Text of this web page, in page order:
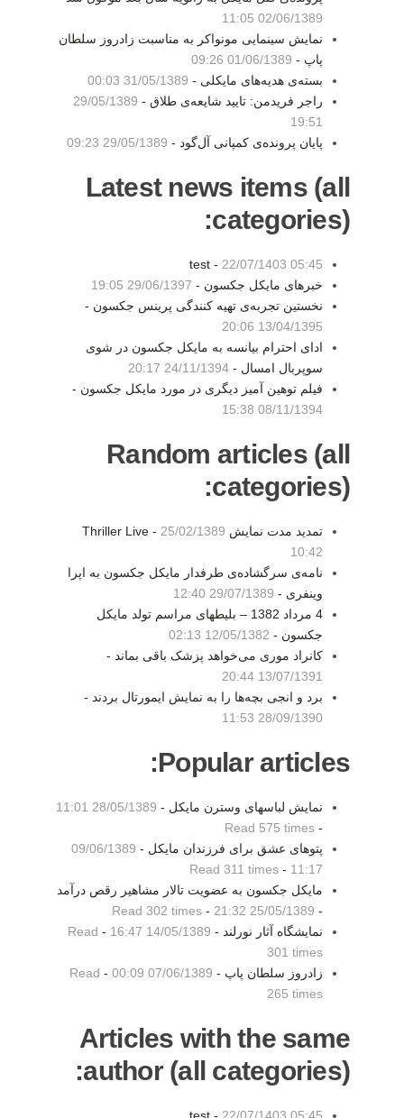
02/06/1389 11:05
نمایش سینمایی مونواکر به مناسبت زادروز سلطان
پاپ - 01/06/1389 09:26
بسته‌ی هدیه‌های مایکلی - 31/05/1389 00:03
راجر فریدمن: تایید شایعه‌ی طلاق - 29/05/1389
19:51
پایان پرونده‌ی کمپانی آل‌گود - 29/05/1389 09:23
Latest news items (all
categories):
test - 22/07/1403 05:45
خبرهای مایکل جکسون - 29/06/1397 19:05
نخستین تجربه‌ی تهیه کنندگی پرینس جکسون -
13/04/1395 20:06
ادای احترام بیانسه به مایکل جکسون در شوی
سوپربال امسال - 24/11/1394 20:17
فیلم توهین آمیز دیگری در مورد مایکل جکسون -
08/11/1394 15:38
Random articles (all
categories):
تمدید مدت نمایش Thriller Live - 25/02/1389
10:42
نامه‌ی سرگشاده‌ی طرفدار مایکل جکسون به اپرا
وینفری - 29/07/1389 12:40
4 مرداد 1382 – بليطهای مراسم تولد مايکل
جکسون - 12/05/1382 02:13
کانراد موری می‌خواهد پزشک باقی بماند -
13/07/1391 20:44
برد و انجی بچه‌ها را به نمایش ایمورتال بردند -
28/09/1390 11:53
Popular articles:
نمایش لباسهای وسترن مایکل - 28/05/1389 11:01
-
Read 575 times
پتوهای عشق برای فرزندان مایکل - 09/06/1389
11:17
-
Read 311 times
مایکل جکسون به عضویت تالار مشاهیر رقص درآمد
-
25/05/1389 21:32
-
Read 302 times
نمایشگاه آثار نورلند - 14/05/1389 16:47
-
Read
301 times
زادروز سلطان پاپ - 07/06/1389 00:09
-
Read
265 times
Articles with the same
author (all categories):